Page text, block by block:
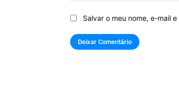
Salvar o meu nome, e-mail